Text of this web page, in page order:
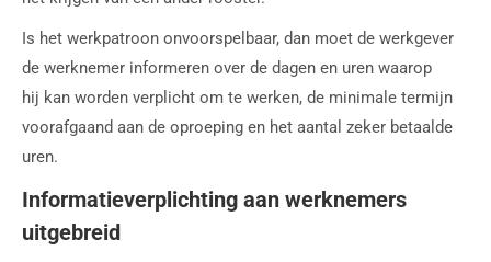
Is het werkpatroon onvoorspelbaar, dan moet de werkgever
de werknemer informeren over de dagen en uren waarop
hij kan worden verplicht om te werken, de minimale termijn
voorafgaand aan de oproeping en het aantal zeker betaalde
uren.
Informatieverplichting aan werknemers
uitgebreid